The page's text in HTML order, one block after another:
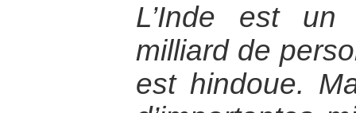
L’Inde est
milliard de
est hindoue.